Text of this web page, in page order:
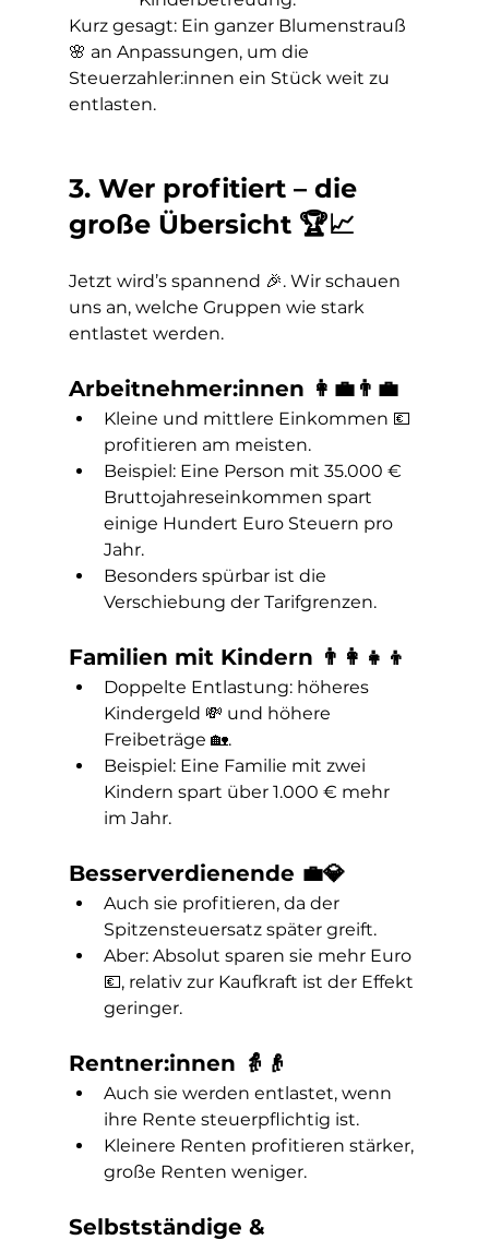
Kurz gesagt: Ein ganzer Blumenstrauß
🌸 an Anpassungen, um die
Steuerzahler:innen ein Stück weit zu
entlasten.
3. Wer profitiert – die
große Übersicht 🏆📈
Jetzt wird’s spannend 🎉. Wir schauen
uns an, welche Gruppen wie stark
entlastet werden.
Arbeitnehmer:innen 👩‍💼👨‍💼
Kleine und mittlere Einkommen 💶
profitieren am meisten.
Beispiel: Eine Person mit 35.000 €
Bruttojahreseinkommen spart
einige Hundert Euro Steuern pro
Jahr.
Besonders spürbar ist die
Verschiebung der Tarifgrenzen.
Familien mit Kindern 👨‍👩‍👧‍👦
Doppelte Entlastung: höheres
Kindergeld 💸 und höhere
Freibeträge 🏡.
Beispiel: Eine Familie mit zwei
Kindern spart über 1.000 € mehr
im Jahr.
Besserverdienende 💼💎
Auch sie profitieren, da der
Spitzensteuersatz später greift.
Aber: Absolut sparen sie mehr Euro
💶, relativ zur Kaufkraft ist der Effekt
geringer.
Rentner:innen 👵👴
Auch sie werden entlastet, wenn
ihre Rente steuerpflichtig ist.
Kleinere Renten profitieren stärker,
große Renten weniger.
Selbstständige &